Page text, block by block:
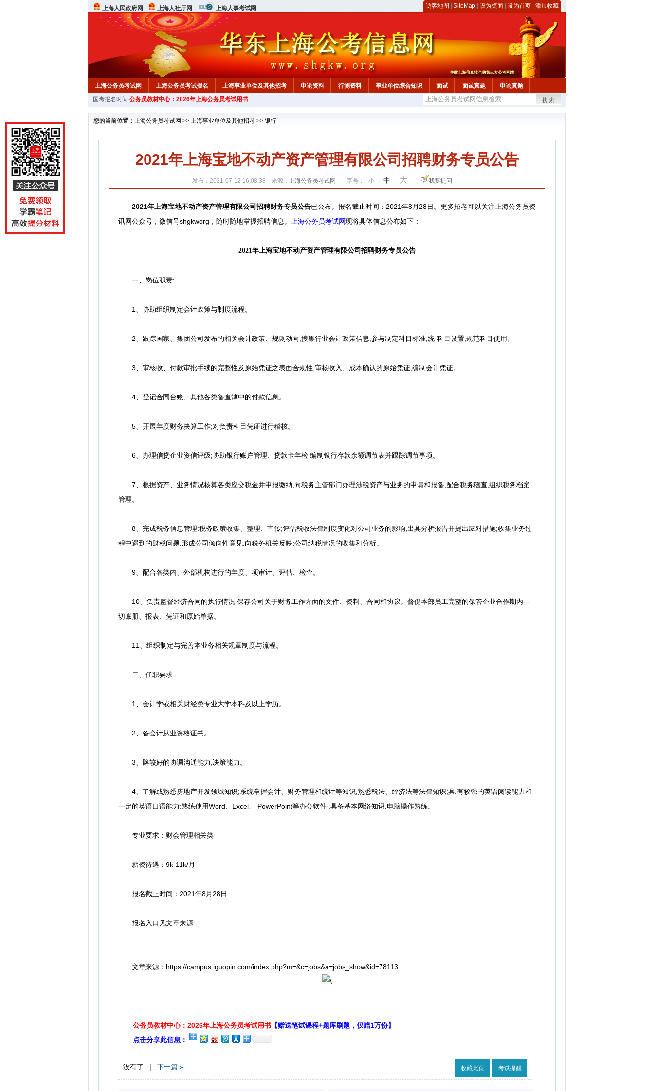
上海人民政府网 上海人社厅网 上海人事考试网 访客地图 SiteMap 设为桌面 设为首页 添加收藏
上海公务员考试网 上海公务员考试报名 上海事业单位及其他招考 申论资料 行测资料 事业单位综合知识 面试 面试真题 申论真题
行测真题 在线咨询 教材中心
国考报名时间 公务员教材中心：2026年上海公务员考试用书 搜索
您的当前位置： 上海公务员考试网 >> 上海事业单位及其他招考 >> 银行
2021年上海宝地不动产资产管理有限公司招聘财务专员公告
发布：2021-07-12 16:08:38 来源： 上海公务员考试网 字号： 小 中 大 我要提问
2021年上海宝地不动产资产管理有限公司招聘财务专员公告已公布。 报名截止时间：2021年8月28日。 更多招考可以关注上海公务员资
讯网公众号，微信号shgkworg， 随时随地掌握招聘信息。 上海公务员考试网 现将具体信息公布如下：
2021年上海宝地不动产资产管理有限公司招聘财务专员公告
一、岗位职责:
1、协助组织制定会计政策与制度流程。
2、跟踪国家、集团公司发布的相关会计政策、规则动向,搜集行业会计政策信息,参与制定科目标准,统-科目设置,规范科目使用。
3、审核收、付款审批手续的完整性及原始凭证之表面合规性,审核收入、成本确认的原始凭证,编制会计凭证。
4、登记合同台账、其他各类备查簿中的付款信息。
5、开展年度财务决算工作;对负责科目凭证进行稽核。
6、办理信贷企业资信评级;协助银行账户管理、贷款卡年检;编制银行存款余额调节表并跟踪调节事项。
7、根据资产、业务情况核算各类应交税金并申报缴纳;向税务主管部门办理涉税资产与业务的申请和报备;配合税务稽查;组织税务档案
管理。
8、完成税务信息管理:税务政策收集、整理、宣传;评估税收法律制度变化对公司业务的影响,出具分析报告并提出应对措施;收集业务过
程中遇到的财税问题,形成公司倾向性意见,向税务机关反映;公司纳税情况的收集和分析。
9、配合各类内、外部机构进行的年度、项审计、评估、检查。
10、负责监督经济合同的执行情况,保存公司关于财务工作方面的文件、资料、合同和协议。督促本部员工完整的保管企业合作期内- -
切账册、报表、凭证和原始单据。
11、组织制定与完善本业务相关规章制度与流程。
二、任职要求:
1、会计学或相关财经类专业大学本科及以上学历。
2、备会计从业资格证书。
3、賂较好的协调沟通能力,决策能力。
4、了解或熟悉房地产开发领域知识;系统掌握会计、财务管理和统计等知识,熟悉税法、经济法等法律知识;具.有较强的英语阅读能力和
一定的英语口语能力;熟练使用Word、Excel、 PowerPoint等办公软件 ,具备基本网络知识,电脑操作熟练。
专业要求：财会管理相关类
薪资待遇：9k-11k/月
报名截止时间：2021年8月28日
报名入口见文章来源
文章来源：https://campus.iguopin.com/index.php?m=&c=jobs&a=jobs_show&id=78113
公务员教材中心：2026年上海公务员考试用书 【赠送笔试课程+题库刷题，仅赠1万份】
点击分享此信息：
没有了 | 下一篇 » 收藏此页 考试提醒